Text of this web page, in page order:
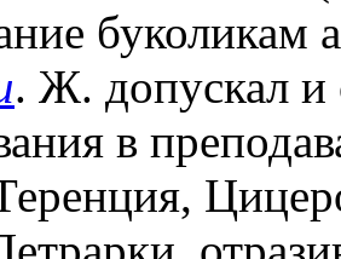
буколикам
. Ж. допускал и
в